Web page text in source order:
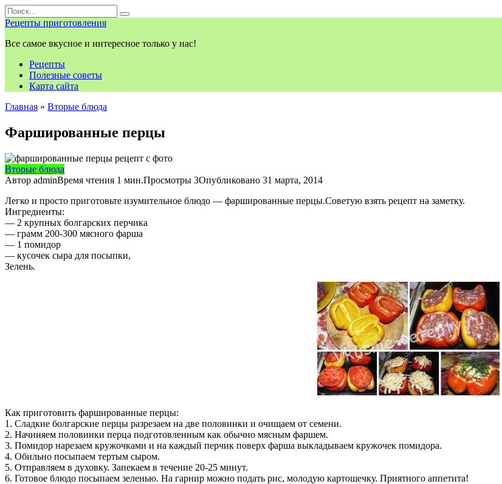
Перейти
к
контенту
Search
for:
Рецепты приготовления
Все самое вкусное и интересное только у нас!
Рецепты
Полезные советы
Карта сайта
Главная » Вторые блюда
Фаршированные перцы
Вторые блюда
Автор adminВремя чтения 1 мин.Просмотры 3Опубликовано 31 марта, 2014
Легко и просто приготовьте изумительное блюдо — фаршированные перцы.Советую взять рецепт на заметку.
Ингредиенты:
— 2 крупных болгарских перчика
— грамм 200-300 мясного фарша
— 1 помидор
— кусочек сыра для посыпки,
Зелень.
Как приготовить фаршированные перцы:
1. Сладкие болгарские перцы разрезаем на две половинки и очищаем от семени.
2. Начиняем половинки перца подготовленным как обычно мясным фаршем.
3. Помидор нарезаем кружочками и на каждый перчик поверх фарша выкладываем кружочек помидора.
4. Обильно посыпаем тертым сыром.
5. Отправляем в духовку. Запекаем в течение 20-25 минут.
6. Готовое блюдо посыпаем зеленью. На гарнир можно подать рис, молодую картошечку. Приятного аппетита!